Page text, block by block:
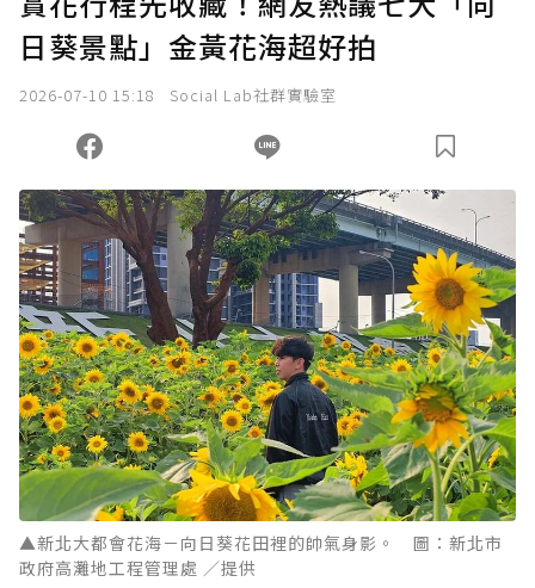
日葵景點」金黃花海超好拍
2026-07-10 15:18 Social Lab社群實驗室
▲新北大都會花海－向日葵花田裡的帥氣身影。 圖：新北市
政府高灘地工程管理處 ／提供